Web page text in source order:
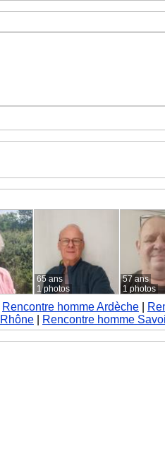
65 ans
1 photos
57 ans
1 photos
Rencontre homme Ardèche
Rencontre homme